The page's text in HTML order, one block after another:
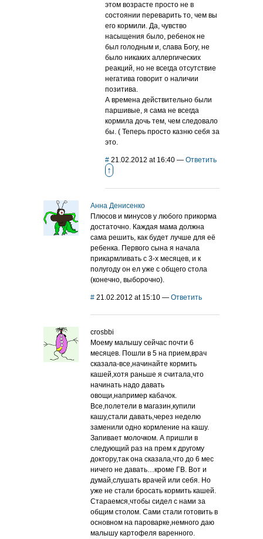
этом возрасте просто не в
состоянии переварить то, чем вы
его кормили. Да, чувство
насыщения было, ребенок не
был голодным и, слава Богу, не
было никаких аллергических
реакций, но не всегда отсутствие
негатива говорит о наличии
позитива.
А времена действительно были
паршивые, я сама не всегда
кормила дочь тем, чем следовало
бы. ( Теперь просто казню себя за
это.
# 21.02.2012 at 16:40 — Ответить
↑
Анна Денисенко
Плюсов и минусов у любого прикорма
достаточно. Каждая мама должна
сама решить, как будет лучше для её
ребенка. Первого сына я начала
прикармливать с 3-х месяцев, и к
полугоду он ел уже с общего стола
(конечно, выборочно).
# 21.02.2012 at 15:10 — Ответить
crosbbi
Моему малышу сейчас почти 6
месяцев. Пошли в 5 на прием,врач
сказала-все,начинайте кормить
кашей,хотя раньше я считала,что
начинать надо давать
овощи,например кабачок.
Все,полетели в магазин,купили
кашу,стали давать,через неделю
заменили одно кормление на кашу.
Запивает молочком. А пришли в
следующий раз на прем к другому
доктору,так она сказала,что до 6 мес
ничего не давать…кроме ГВ. Вот и
думай,слушать врачей или себя. Но
уже не стали бросать кормить кашей.
Стараемся,чтобы сидел с нами за
общим столом. Сами стали готовить в
основном на пароварке,немного даю
малышу картофеля варенного.